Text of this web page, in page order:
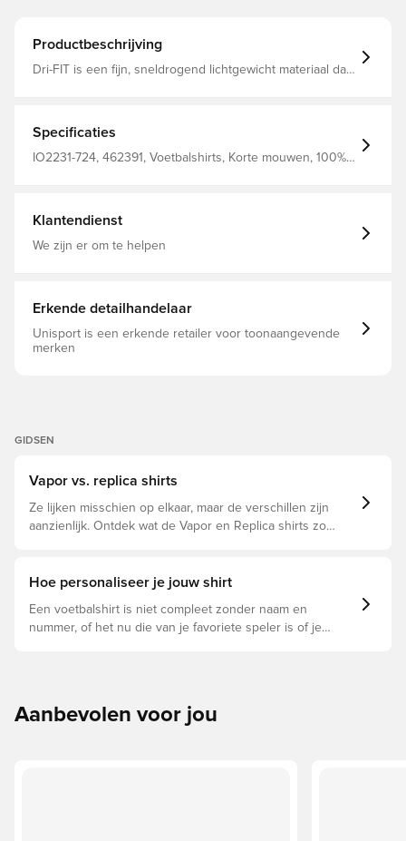
Productbeschrijving
Dri-FIT is een fijn, sneldrogend lichtgewicht materiaal dat
polyester.
Specificaties
IO2231-724, 462391, Voetbalshirts, Korte mouwen, 100%
Klantendienst
We zijn er om te helpen
Erkende detailhandelaar
Unisport is een erkende retailer voor toonaangevende
merken
GIDSEN
Vapor vs. replica shirts
Ze lijken misschien op elkaar, maar de verschillen zijn
aanzienlijk. Ontdek wat de Vapor en Replica shirts zo
Hoe personaliseer je jouw shirt
Een voetbalshirt is niet compleet zonder naam en
nummer, of het nu die van je favoriete speler is of je
Aanbevolen voor jou